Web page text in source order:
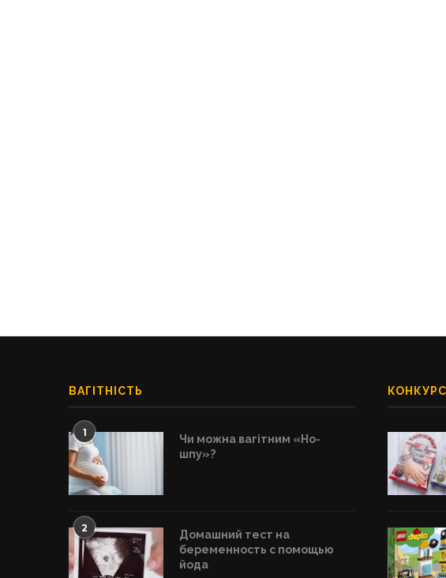
ВАГІТНІСТЬ
1
Чи можна вагітним «Но-
шпу»?
2
Домашний тест на
беременность с помощью
йода